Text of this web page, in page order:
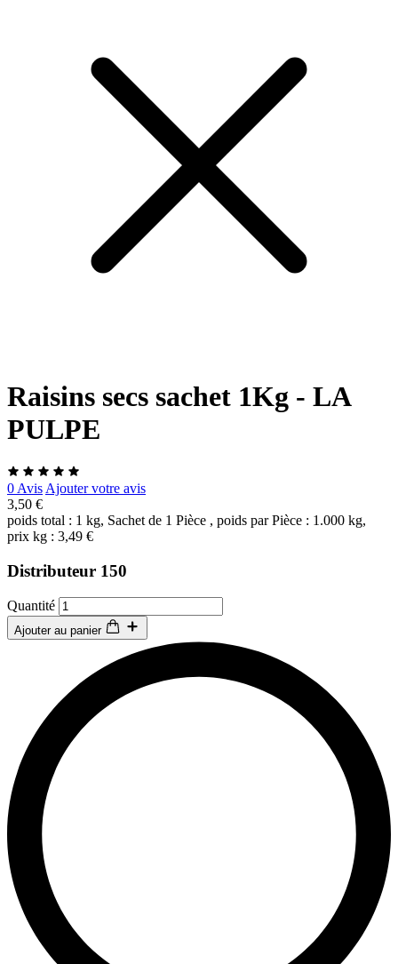
Raisins secs sachet 1Kg - LA
PULPE
0 Avis Ajouter votre avis
3,50 €
poids total : 1 kg, Sachet de 1 Pièce , poids par Pièce : 1.000 kg,
prix kg : 3,49 €
Distributeur 150
Quantité
Ajouter au panier